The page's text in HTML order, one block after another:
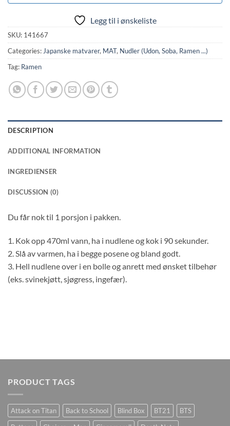
Legg til i ønskeliste
SKU: 141667
Categories: Japanske matvarer, MAT, Nudler (Udon, Soba, Ramen ...)
Tag: Ramen
DESCRIPTION
ADDITIONAL INFORMATION
INGREDIENSER
DISCUSSION (0)
Du får nok til 1 porsjon i pakken.
1. Kok opp 470ml vann, ha i nudlene og kok i 90 sekunder.
2. Slå av varmen, ha i begge posene og bland godt.
3. Hell nudlene over i en bolle og anrett med ønsket tilbehør
(eks. svinekjøtt, sjøgress, ingefær).
PRODUCT TAGS
Attack on Titan Back to School Blind Box BT21
BTS